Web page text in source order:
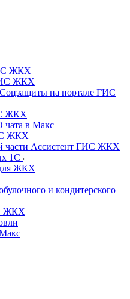
ЖКХ
ЖКХ
на портале ГИС
ЖКХ
в Макс
ЖКХ
части Ассистент ГИС ЖКХ
1С
ЖКХ
и кондитерского
ЖКХ